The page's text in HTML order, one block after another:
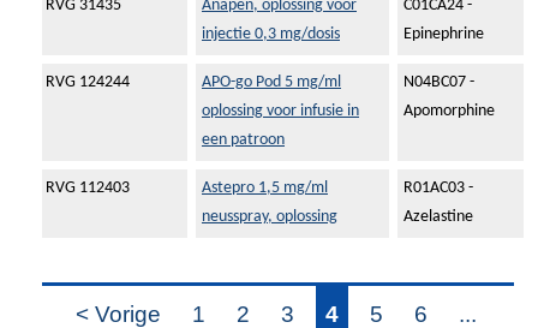
RVG 31435
Anapen, oplossing voor
injectie 0,3 mg/dosis
C01CA24 -
Epinephrine
RVG 124244
APO-go Pod 5 mg/ml
oplossing voor infusie in
een patroon
N04BC07 -
Apomorphine
RVG 112403
Astepro 1,5 mg/ml
neusspray, oplossing
R01AC03 -
Azelastine
< Vorige 1 2 3 4 5 6 ...